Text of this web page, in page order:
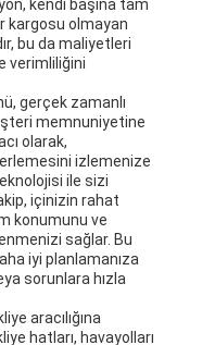
kendi başına tam
kargosu olmayan
bu da maliyetleri
verimliliğini
gerçek zamanlı
memnuniyetine
olarak,
izlemenize
ile sizi
içinizin rahat
konumunu ve
sağlar. Bu
iyi planlamanıza
sorunlara hızla
aracılığına
hatları, havayolları